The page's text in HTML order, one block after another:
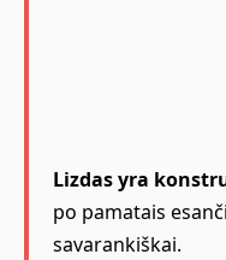
Lizdas yra
po pamatais
savarankiškai.